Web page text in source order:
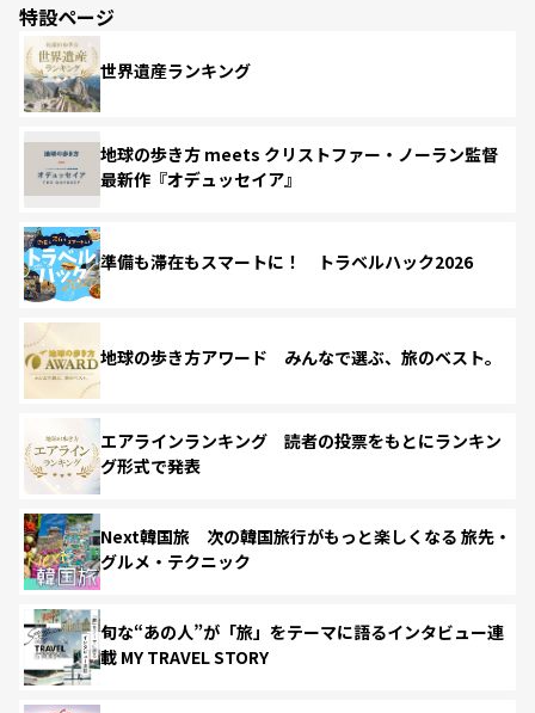
特設ページ
世界遺産ランキング
地球の歩き方 meets クリストファー・ノーラン監督
最新作『オデュッセイア』
準備も滞在もスマートに！ トラベルハック2026
地球の歩き方アワード みんなで選ぶ、旅のベスト。
エアラインランキング 読者の投票をもとにランキン
グ形式で発表
Next韓国旅 次の韓国旅行がもっと楽しくなる 旅先・
グルメ・テクニック
旬な“あの人”が「旅」をテーマに語るインタビュー連
載 MY TRAVEL STORY